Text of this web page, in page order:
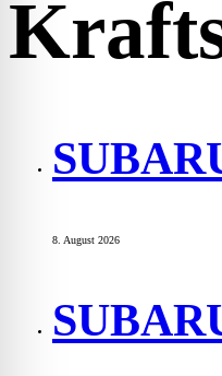
8. August 2026